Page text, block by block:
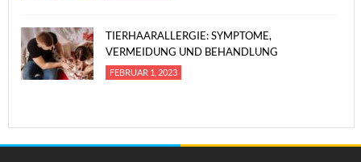
TIERHAARALLERGIE: SYMPTOME,
VERMEIDUNG UND BEHANDLUNG
FEBRUAR 1, 2023